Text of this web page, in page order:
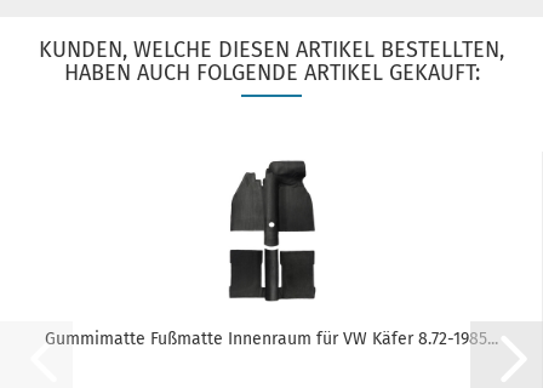
KUNDEN, WELCHE DIESEN ARTIKEL BESTELLTEN,
HABEN AUCH FOLGENDE ARTIKEL GEKAUFT:
Gummimatte Fußmatte Innenraum für VW Käfer 8.72-1985...